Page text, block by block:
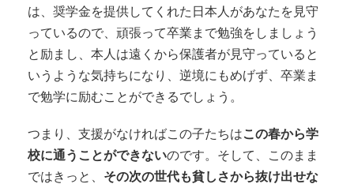
は、奨学金を提供してくれた日本人があなたを見守
っているので、頑張って卒業まで勉強をしましょう
と励まし、本人は遠くから保護者が見守っていると
いうような気持ちになり、逆境にもめげず、卒業ま
で勉学に励むことができるでしょう。
つまり、支援がなければこの子たちはこの春から学
校に通うことができないのです。そして、このまま
ではきっと、 その次の世代も貧しさから抜け出せな